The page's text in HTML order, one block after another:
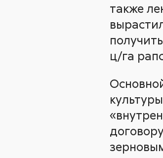
также
ц/га